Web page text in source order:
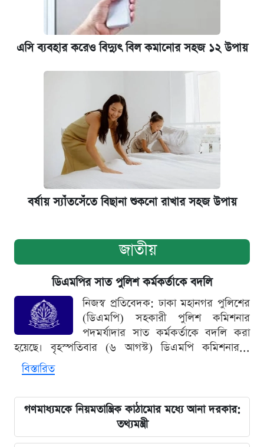
এসি ব্যবহার করেও বিদ্যুৎ বিল কমানোর সহজ ১২ উপায়
বর্ষায় স্যাঁতসেঁতে বিছানা শুকনো রাখার সহজ উপায়
জাতীয়
ডিএমপির সাত পুলিশ কর্মকর্তাকে বদলি
নিজস্ব প্রতিবেদক: ঢাকা মহানগর পুলিশের
(ডিএমপি) সহকারী পুলিশ কমিশনার
পদমর্যাদার সাত কর্মকর্তাকে বদলি করা
হয়েছে। বৃহস্পতিবার (৬ আগস্ট) ডিএমপি কমিশনার...
বিস্তারিত
গণমাধ্যমকে নিয়মতান্ত্রিক কাঠামোর মধ্যে আনা দরকার:
তথ্যমন্ত্রী